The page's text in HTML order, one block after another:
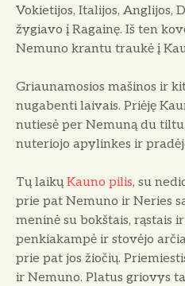
Vokietijos, Ita­lijos, Anglijos,
žygiavo į Ragainę. Iš ten
Nemuno krantu trau­kė į
Griaunamosios mašinos ir
nugabenti laivais. Priėję
nutiesė per Nemuną du
nuteriojo apylinkes ir
Tų laikų Kauno pilis, su
prie pat Nemuno ir Neries
meninė su bokštais, rąstais
penkiakampė ir sto­vėjo
prie pat jos žiočių.
ir Nemuno. Platus griovys